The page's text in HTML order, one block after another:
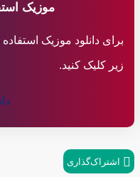
موزیک
برای دانلود موزیک
زیر کلیک کنید.
اشتراک‌گذاری